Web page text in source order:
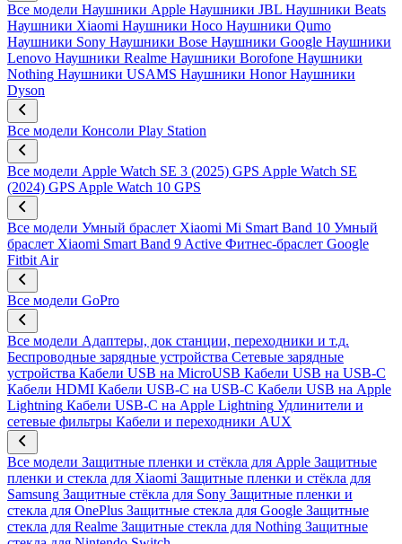
Все модели Наушники Apple Наушники JBL Наушники Beats
Наушники Xiaomi Наушники Hoco Наушники Qumo
Наушники Sony Наушники Bose Наушники Google Наушники
Lenovo Наушники Realme Наушники Borofone Наушники
Nothing Наушники USAMS Наушники Honor Наушники
Dyson
Все модели Консоли Play Station
Все модели Apple Watch SE 3 (2025) GPS Apple Watch SE
(2024) GPS Apple Watch 10 GPS
Все модели Умный браслет Xiaomi Mi Smart Band 10 Умный
браслет Xiaomi Smart Band 9 Active Фитнес-браслет Google
Fitbit Air
Все модели GoPro
Все модели Адаптеры, док станции, переходники и т.д.
Беспроводные зарядные устройства Сетевые зарядные
устройства Кабели USB на MicroUSB Кабели USB на USB-C
Кабели HDMI Кабели USB-C на USB-C Кабели USB на Apple
Lightning Кабели USB-C на Apple Lightning Удлинители и
сетевые фильтры Кабели и переходники AUX
Все модели Защитные пленки и стёкла для Apple Защитные
пленки и стекла для Xiaomi Защитные пленки и стёкла для
Samsung Защитные стёкла для Sony Защитные пленки и
стекла для OnePlus Защитные стекла для Google Защитные
стекла для Realme Защитные стекла для Nothing Защитные